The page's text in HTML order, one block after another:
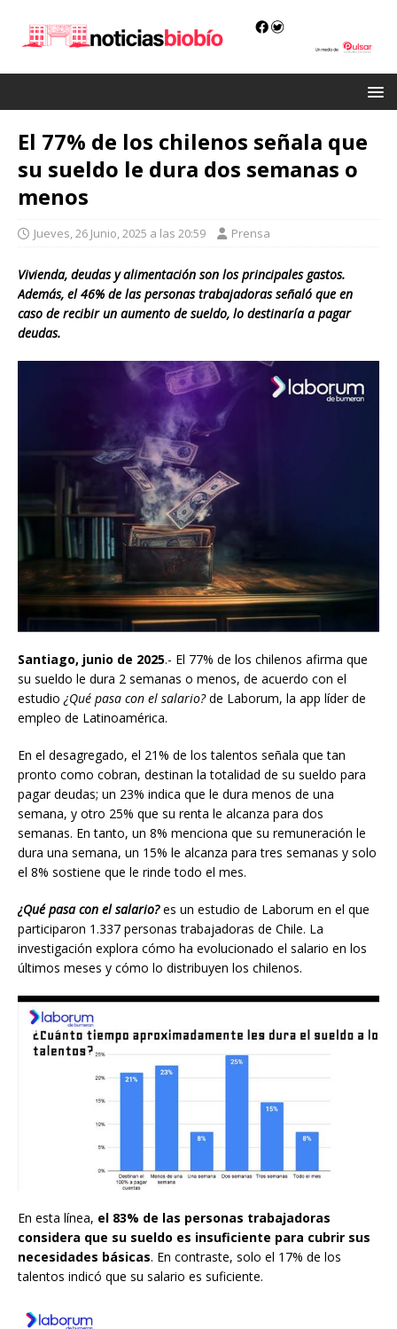
El 77% de los chilenos señala que
su sueldo le dura dos semanas o
menos
Jueves, 26 Junio, 2025 a las 20:59 Prensa
Vivienda, deudas y alimentación son los principales gastos.
Además, el 46% de las personas trabajadoras señaló que en
caso de recibir un aumento de sueldo, lo destinaría a pagar
deudas.
Santiago, junio de 2025.- El 77% de los chilenos afirma que
su sueldo le dura 2 semanas o menos, de acuerdo con el
estudio ¿Qué pasa con el salario?de Laborum, la app líder de
empleo de Latinoamérica.
En el desagregado, el 21% de los talentos señala que tan
pronto como cobran, destinan la totalidad de su sueldo para
pagar deudas; un 23% indica que le dura menos de una
semana, y otro 25% que su renta le alcanza para dos
semanas. En tanto, un 8% menciona que su remuneración le
dura una semana, un 15% le alcanza para tres semanas y solo
el 8% sostiene que le rinde todo el mes.
¿Qué pasa con el salario?es un estudio de Laborum en el que
participaron 1.337 personas trabajadoras de Chile. La
investigación explora cómo ha evolucionado el salario en los
últimos meses y cómo lo distribuyen los chilenos.
En esta línea, el 83% de las personas trabajadoras
considera que su sueldo es insuficiente para cubrir sus
necesidades básicas. En contraste, solo el 17% de los
talentos indicó que su salario es suficiente.